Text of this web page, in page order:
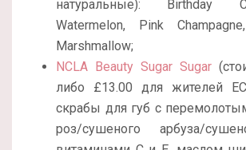
натуральные): Birthday
Watermelon, Pink
Marshmallow;
NCLA Beauty Sugar Sugar
либо £13.00 для жителей
скрабы для губ с
роз/сушеного арбуза/